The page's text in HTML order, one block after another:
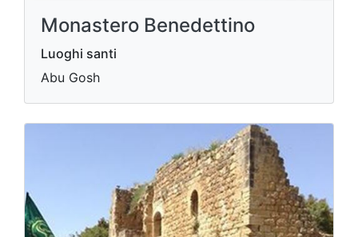
Monastero Benedettino
Luoghi santi
Abu Gosh